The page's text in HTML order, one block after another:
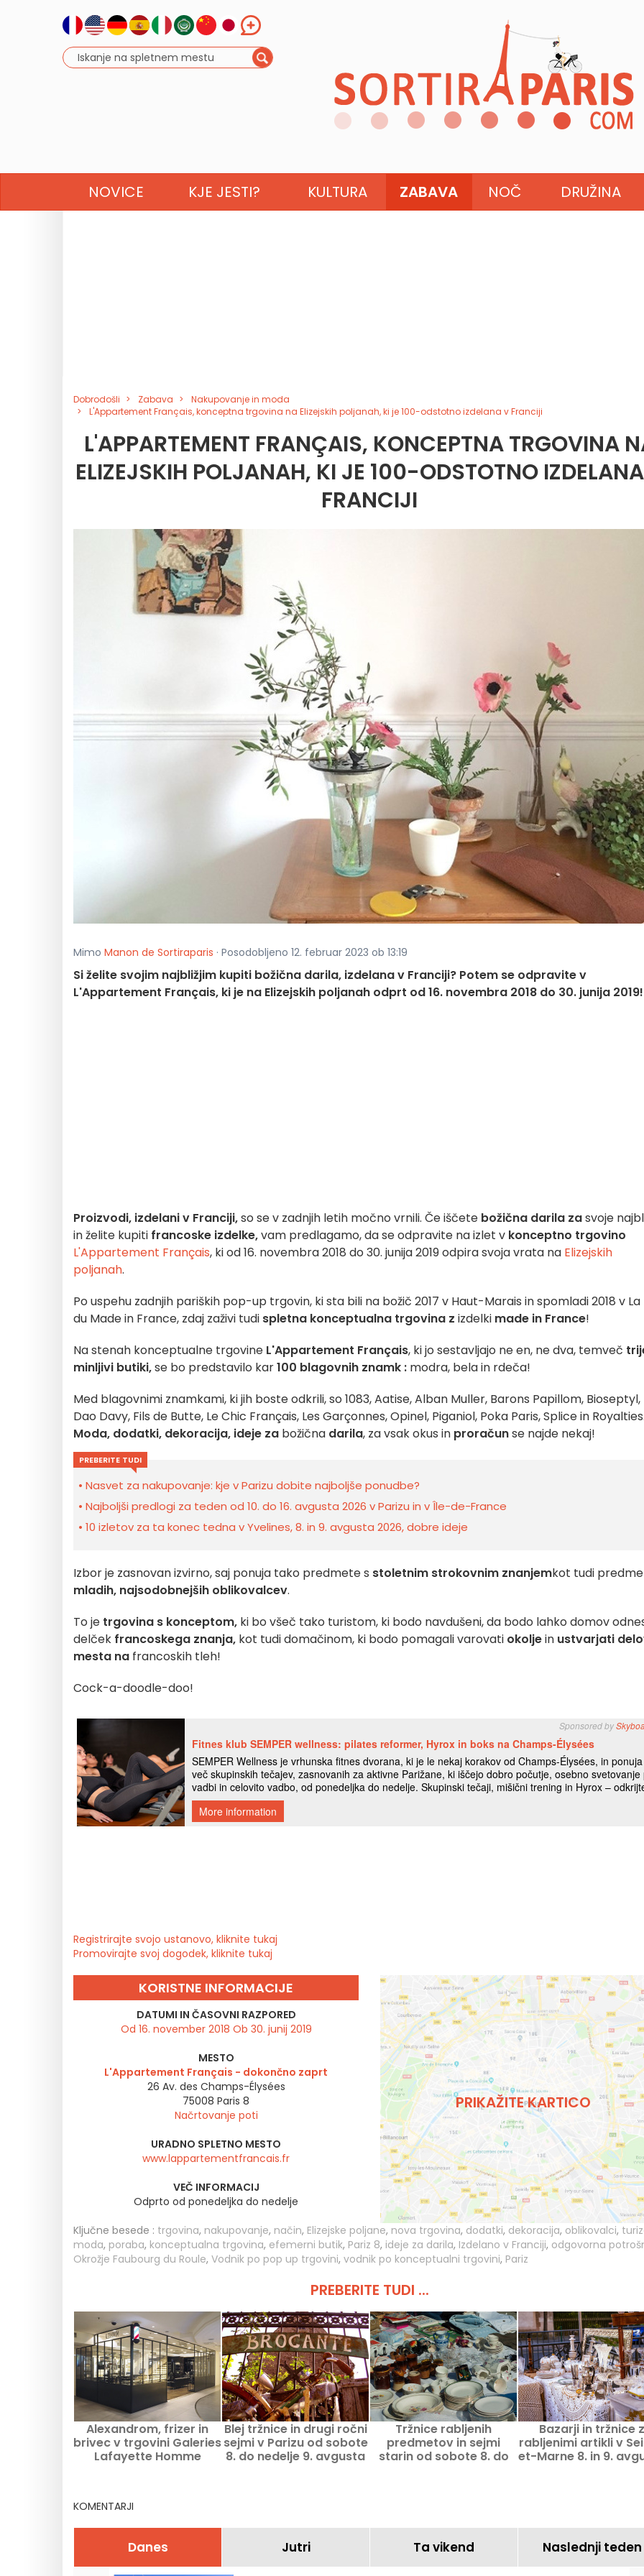
NOVICE KJE JESTI? KULTURA ZABAVA NOČ DRUŽINA
Dobrodošli Zabava
Nakupovanje in moda
L'Appartement Français, konceptna trgovina na Elizejskih poljanah, ki je 100-odstotno izdelana v Franciji
L'APPARTEMENT FRANÇAIS, KONCEPTNA TRGOVINA
ELIZEJSKIH POLJANAH, KI JE 100-ODSTOTNO
FRANCIJI
Mimo Manon de Sortiraparis · Posodobljeno 12. februar 2023 ob 13:19
Si želite svojim najbližjim kupiti božična darila, izdelana v Franciji? Potem se odpravite v
L'Appartement Français, ki je na Elizejskih poljanah odprt od 16. novembra 2018 do 30. junija 2019!
Proizvodi, izdelani v Franciji,so se v zadnjih letih močno vrnili. Če iščete božična darila zasvoje
in želite kupiti francoske izdelke,vam predlagamo, da se odpravite na izlet v konceptno trgovino
L'Appartement Français, ki od 16. novembra 2018 do 30. junija 2019 odpira svoja vrata na Elizejskih
poljanah.
Po uspehu zadnjih pariških pop-up trgovin, ki sta bili na božič 2017 v Haut-Marais in spomladi 2018 v La
du Made in France, zdaj zaživi tudi spletna konceptualna trgovina z izdelki made in France!
Na stenah konceptualne trgovine L'Appartement Français, ki jo sestavljajo ne en, ne dva, temveč
minljivi butiki,se bo predstavilo kar100 blagovnih znamk : modra, bela in rdeča!
Med blagovnimi znamkami, ki jih boste odkrili, so 1083, Aatise, Alban Muller, Barons Papillom, Bioseptyl,
Dao Davy, Fils de Butte, Le Chic Français, Les Garçonnes, Opinel, Piganiol, Poka Paris, Splice in
Moda, dodatki, dekoracija, ideje za božična darila, za vsak okus in proračunse najde nekaj!
PREBERITE TUDI
Nasvet za nakupovanje: kje v Parizu dobite najboljše ponudbe?
Najboljši predlogi za teden od 10. do 16. avgusta 2026 v Parizu in v Île-de-France
10 izletov za ta konec tedna v Yvelines, 8. in 9. avgusta 2026, dobre ideje
Izbor je zasnovan izvirno, saj ponuja tako predmete s stoletnim strokovnim znanjemkot tudi
mladih, najsodobnejših oblikovalcev.
To je trgovina s konceptom, ki bo všeč tako turistom, ki bodo navdušeni, da bodo lahko domov
delček francoskega znanja, kot tudi domačinom, ki bodo pomagali varovati okoljein ustvarjati
mesta na francoskih tleh!
Cock-a-doodle-doo!
Registrirajte svojo ustanovo, kliknite tukaj
Promovirajte svoj dogodek, kliknite tukaj
KORISTNE INFORMACIJE
DATUMI IN ČASOVNI RAZPORED
Od 16. november 2018 Ob 30. junij 2019
MESTO
L'Appartement Français - dokončno zaprt
26 Av. des Champs-Élysées
75008 Paris 8
Načrtovanje poti
URADNO SPLETNO MESTO
www.lappartementfrancais.fr
VEČ INFORMACIJ
Odprto od ponedeljka do nedelje
PRIKAŽITE KARTICO
Ključne besede : trgovina, nakupovanje, način, Elizejske poljane, nova trgovina, dodatki, dekoracija, oblikovalci,
moda, poraba, konceptualna trgovina, efemerni butik, Pariz 8, ideje za darila, Izdelano v Franciji, odgovorna
Okrožje Faubourg du Roule, Vodnik po pop up trgovini, vodnik po konceptualni trgovini, Pariz
PREBERITE TUDI ...
Alexandrom, frizer in
brivec v trgovini Galeries
Lafayette Homme
Blej tržnice in drugi ročni
sejmi v Parizu od sobote
8. do nedelje 9. avgusta
Tržnice rabljenih
predmetov in sejmi
starin od sobote 8. do
Bazarji in tržnice z
rabljenimi artikli v
et-Marne 8. in 9.
KOMENTARJI
Danes Jutri Ta vikend Naslednji teden